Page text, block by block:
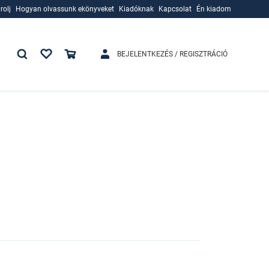
Hogyan olvassunk ekönyveket
Kiadóknak
Kapcsolat Én kiadom
BEJELENTKEZÉS / REGISZTRÁCIÓ